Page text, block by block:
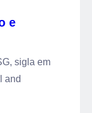
e
sigla em
and